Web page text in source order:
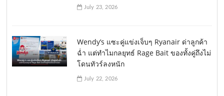
July 23, 2026
Wendy’s แซะคู่แข่งเจ็บๆ Ryanair ด่าลูกค้า
ฉ่ำ แต่ทำไมกลยุทธ์ Rage Bait ของทั้งคู่ถึงไม่
โดนทัวร์ลงหนัก
July 22, 2026